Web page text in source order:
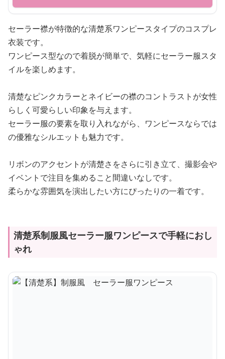
セーラー襟が特徴的な清楚系ワンピースタイプのコスプレ
衣装です。
ワンピース型なので着脱が簡単で、気軽にセーラー服スタ
イルを楽しめます。
清楚なピンクカラーとネイビーの襟のコントラストが女性
らしく可愛らしい印象を与えます。
セーラー服の要素を取り入れながら、ワンピースならでは
の優雅なシルエットも魅力です。
リボンのアクセントが清楚さをさらに引き立て、撮影会や
イベントで注目を集めること間違いなしです。
柔らかな雰囲気を演出したい方にぴったりの一着です。
清楚系制服風セーラー服ワンピースで手軽におし
ゃれ